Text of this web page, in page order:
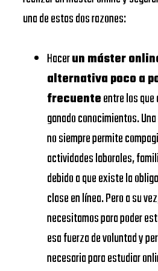
URJC
Universidad
Carlos
VIU
Universidad
Internacional
de Valencia
UDIMA
Centros
Master
Español
DE
OF
AND
una de estas dos razones:
Hacerun máster
alternativa poco a
frecuenteentre los
ganado conocimientos.
no siempre permite
actividades laborales,
debido a que existe la
clase en línea. Pero a su
necesitamos para poder
esa fuerza de voluntad y
necesaria para estudiar